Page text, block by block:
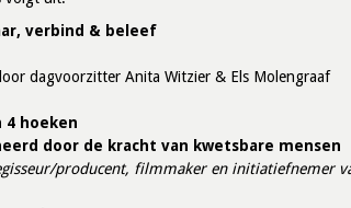
verbind & beleef
dagvoorzitter Anita Witzier & Els Molengraaf
4 hoeken
door de kracht van kwetsbare mensen
producent, filmmaker en initiatiefnemer